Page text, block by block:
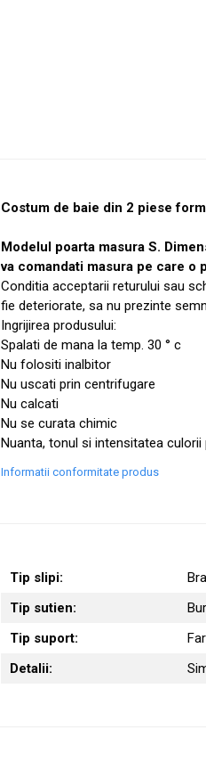
Costum de baie din 2 piese
Modelul poarta masura S.
va comandati masura pe care o
Conditia acceptarii returului sau
fie deteriorate, sa nu prezinte
Ingrijirea produsului:
Spalati de mana la temp. 30 ° c
Nu folositi inalbitor
Nu uscati prin centrifugare
Nu calcati
Nu se curata chimic
Nuanta, tonul si intensitatea
Informatii conformitate produs
Tip slipi:
Tip sutien:
Tip suport:
Detalii: